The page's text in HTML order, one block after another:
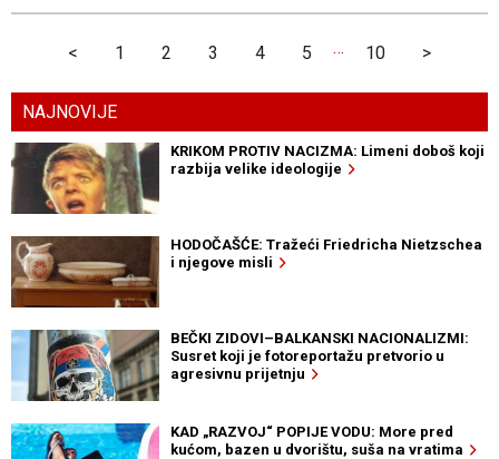
< 1 2 3 4 5 … 10 >
NAJNOVIJE
KRIKOM PROTIV NACIZMA: Limeni doboš koji
razbija velike ideologije
HODOČAŠĆE: Tražeći Friedricha Nietzschea
i njegove misli
BEČKI ZIDOVI–BALKANSKI NACIONALIZMI:
Susret koji je fotoreportažu pretvorio u
agresivnu prijetnju
KAD „RAZVOJ“ POPIJE VODU: More pred
kućom, bazen u dvorištu, suša na vratima